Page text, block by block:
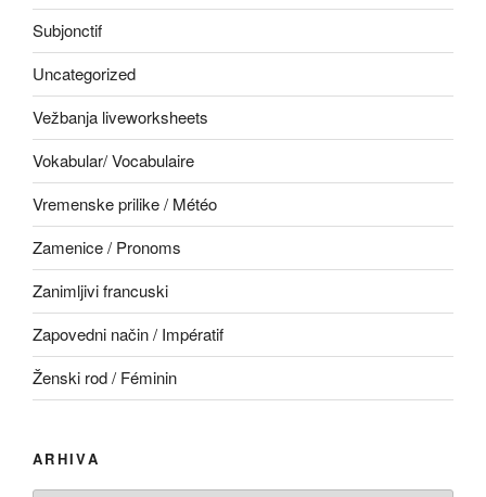
Subjonctif
Uncategorized
Vežbanja liveworksheets
Vokabular/ Vocabulaire
Vremenske prilike / Météo
Zamenice / Pronoms
Zanimljivi francuski
Zapovedni način / Impératif
Ženski rod / Féminin
ARHIVA